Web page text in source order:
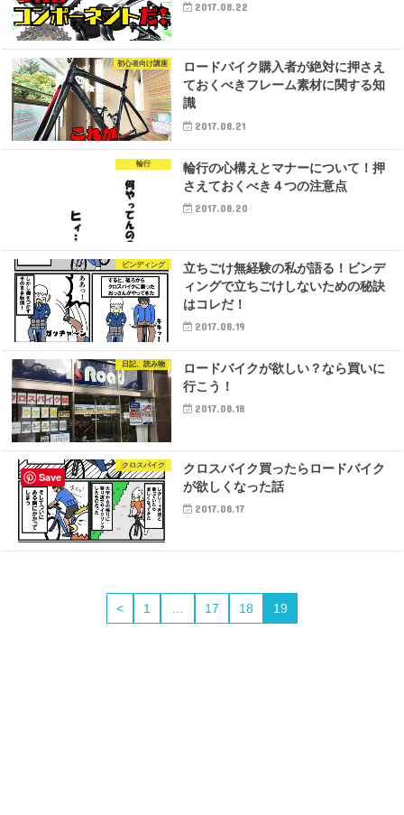
2017.08.22
初心者向け講座
ロードバイク購入者が絶対に押さえ
ておくべきフレーム素材に関する知
識
2017.08.21
輪行
輪行の心構えとマナーについて！押
さえておくべき４つの注意点
2017.08.20
ビンディング
立ちごけ無経験の私が語る！ビンデ
ィングで立ちごけしないための秘訣
はコレだ！
2017.08.19
日記、読み物
ロードバイクが欲しい？なら買いに
行こう！
2017.08.18
クロスバイク
クロスバイク買ったらロードバイク
が欲しくなった話
2017.08.17
< 1 17 18 19
Save